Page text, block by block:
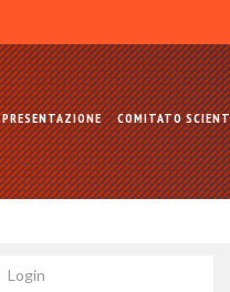
PRESENTAZIONE COMITATO